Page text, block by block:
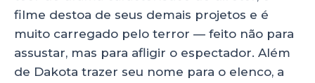
filme destoa de seus demais projetos e é
muito carregado pelo terror — feito não para
assustar, mas para afligir o espectador. Além
de Dakota trazer seu nome para o elenco, a